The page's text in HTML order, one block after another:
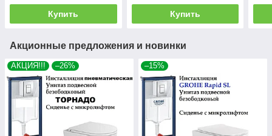
Купить Купить
Акционные предложения и новинки
АКЦИЯ!!! –26% –15%